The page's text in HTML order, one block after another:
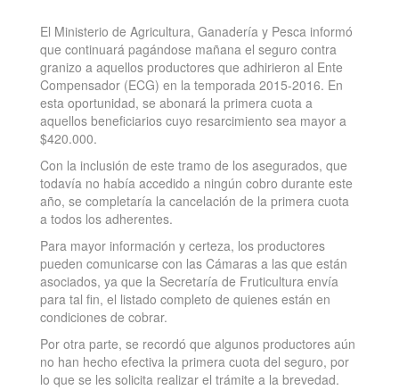
El Ministerio de Agricultura, Ganadería y Pesca informó
que continuará pagándose mañana el seguro contra
granizo a aquellos productores que adhirieron al Ente
Compensador (ECG) en la temporada 2015-2016. En
esta oportunidad, se abonará la primera cuota a
aquellos beneficiarios cuyo resarcimiento sea mayor a
$420.000.
Con la inclusión de este tramo de los asegurados, que
todavía no había accedido a ningún cobro durante este
año, se completaría la cancelación de la primera cuota
a todos los adherentes.
Para mayor información y certeza, los productores
pueden comunicarse con las Cámaras a las que están
asociados, ya que la Secretaría de Fruticultura envía
para tal fin, el listado completo de quienes están en
condiciones de cobrar.
Por otra parte, se recordó que algunos productores aún
no han hecho efectiva la primera cuota del seguro, por
lo que se les solicita realizar el trámite a la brevedad.